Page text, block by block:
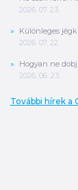
A
2026. 07. 23.
Különleges
2026. 07. 22.
Hogyan ne
2026. 06. 23.
További hírek a